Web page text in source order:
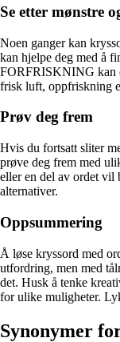
Se etter mønstre
Noen ganger kan
kan hjelpe deg med å
FORFRISKNING kan
frisk luft, oppfriskning
Prøv deg frem
Hvis du fortsatt sliter
prøve deg frem med
eller en del av ordet vil
alternativer.
Oppsummering
Å løse kryssord med
utfordring, men med
det. Husk å tenke
for ulike muligheter.
Synonymer